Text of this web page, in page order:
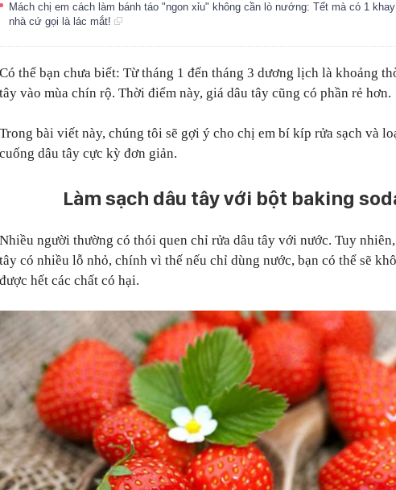
Mách chị em cách làm bánh táo "ngon xỉu" không cần lò nướng: Tết mà có 1
nhà cứ gọi là lác mắt!
Có thể bạn chưa biết: Từ tháng 1 đến tháng 3 dương lịch là khoảng
tây vào mùa chín rộ. Thời điểm này, giá dâu tây cũng có phần rẻ hơn.
Trong bài viết này, chúng tôi sẽ gợi ý cho chị em bí kíp rửa sạch và
cuống dâu tây cực kỳ đơn giản.
Làm sạch dâu tây với bột baking
Nhiều người thường có thói quen chỉ rửa dâu tây với nước. Tuy nhiên,
tây có nhiều lỗ nhỏ, chính vì thế nếu chỉ dùng nước, bạn có thể sẽ
được hết các chất có hại.